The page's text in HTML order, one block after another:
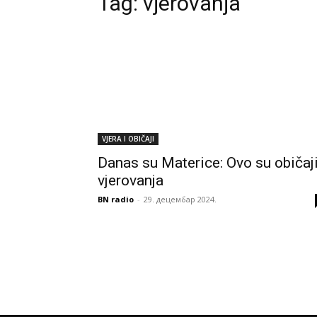
VJERA I OBIČAJI
Danas su Materice: Ovo su
vjerovanja
BN radio - 29. децембар 2024.